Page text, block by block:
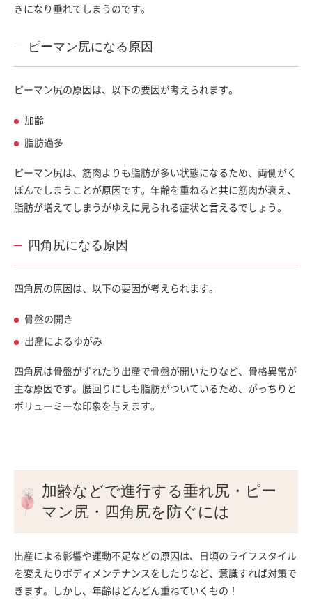
きになり垂れてしまうのです。
ピーマン尻になる原因
ピーマン尻の原因は、以下の要因が考えられます。
加齢
脂肪過多
ピーマン尻は、筋肉よりも脂肪が多い状態になるため、両側がく
ぼんでしまうことが原因です。年齢を重ねると共に筋肉が衰え、
脂肪が増えてしまうがゆえに見られる症状と言えるでしょう。
四角尻になる原因
四角尻の原因は、以下の要因が考えられます。
骨盤の開き
出産によるゆがみ
四角尻は骨盤がずれたり出産で骨盤が開いたりなど、骨格異常が
主な原因です。腰回りにしも脂肪がついているため、がっちりと
ボリューミーな印象を与えます。
加齢などで進行する垂れ尻・ピー
マン尻・四角尻を防ぐには
出産による影響や運動不足などの原因は、日頃のライフスタイル
を変えたりボディメンテナンスをしたりなど、意識すれば対策で
きます。しかし、年齢はどんどん重ねていくもの！